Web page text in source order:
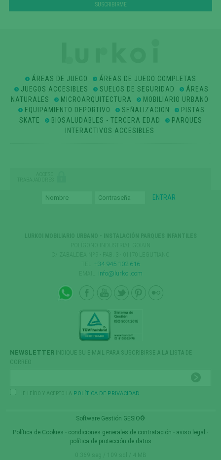
ÁREAS DE JUEGO
ÁREAS DE JUEGO COMPLETAS
JUEGOS ACCESIBLES
SUELOS DE SEGURIDAD
ÁREAS
NATURALES
MICROARQUITECTURA
MOBILIARIO URBANO
EQUIPAMIENTO DEPORTIVO
SEÑALIZACION
PISTAS
SKATE
BIOSALUDABLES - TERCERA EDAD
PARQUES
INTERACTIVOS ACCESIBLES
ACCESO
TRABAJADORES
+34 945 102 616
info@lurkoi.com
NEWSLETTER INDIQUE SU E-MAIL PARA SUSCRIBIRSE A LA LISTA DE
CORREO
HE LEÍDO Y ACEPTO LA POLÍTICA DE PRIVACIDAD
Software Gestión GESIO®
Política de Cookies
condiciones generales de contratación aviso legal
política de protección de datos